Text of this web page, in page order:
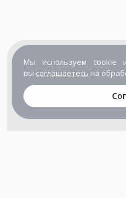
Мы используем cookie
вы соглашаетесь на